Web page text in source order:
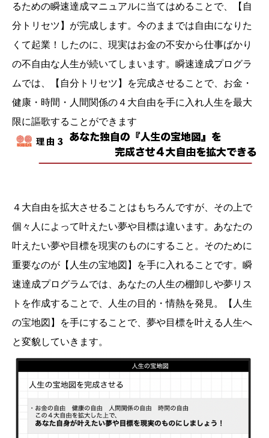
るための瞬速達成マニュアルに当てはめることで、【自
分トリセツ】が完成します。今のままでは自由になりた
くて起業！したのに、現実はお金の不安から仕事ばかり
の不自由な人生が続いてしまいます。瞬速達成プログラ
ムでは、【自分トリセツ】を完成させることで、お金・
健康・時間・人間関係の４大自由を手に入れ人生を最大
限に謳歌することができます
４大自由を拡大させることはもちろんですが、その上で
個々人によって叶えたい夢や目標は違います。あなたの
叶えたい夢や目標を現実のものにすること。そのために
重要なのが【人生の宝地図】を手に入れることです。瞬
速達成プログラムでは、あなたの人生の棚卸しや夢リス
トを作成することで、人生の目的・情熱を発見。【人生
の宝地図】を手にすることで、夢や目標を叶える人生へ
と変貌していきます。